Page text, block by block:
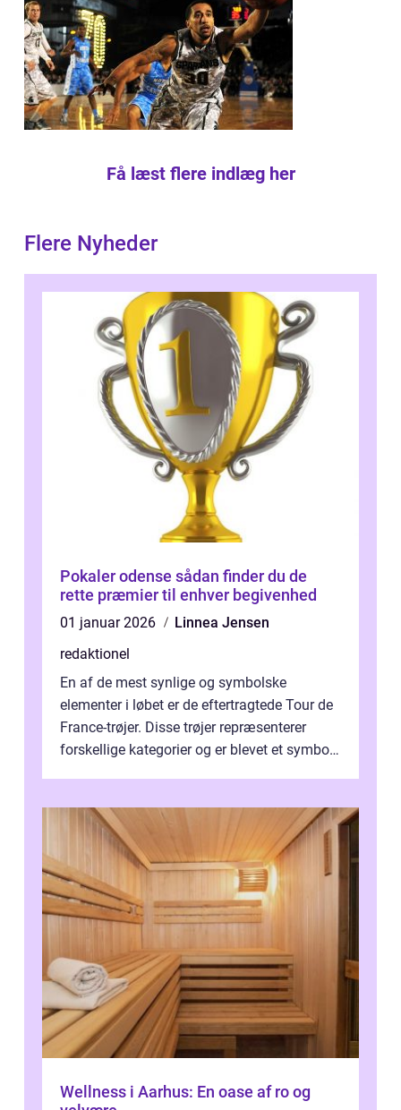
Få læst flere indlæg her
Flere Nyheder
Pokaler odense sådan finder du de
rette præmier til enhver begivenhed
01 januar 2026
Linnea Jensen
redaktionel
En af de mest synlige og symbolske
elementer i løbet er de eftertragtede Tour de
France-trøjer. Disse trøjer repræsenterer
forskellige kategorier og er blevet et symbol
Wellness i Aarhus: En oase af ro og